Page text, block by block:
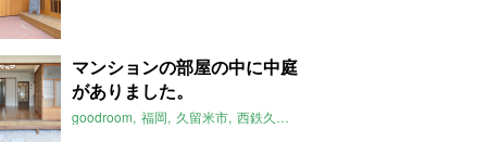
マンションの部屋の中に中庭
がありました。
goodroom 福岡 久留米市 西鉄久留米駅